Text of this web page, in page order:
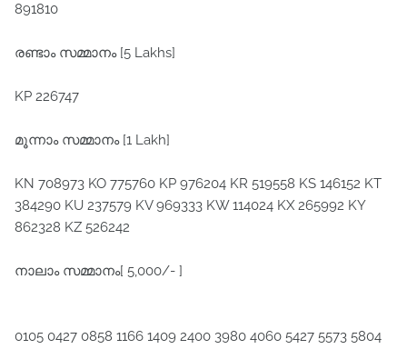
891810
രണ്ടാം സമ്മാനം [5 Lakhs]
KP 226747
മൂന്നാം സമ്മാനം [1 Lakh]
KN 708973 KO 775760 KP 976204 KR 519558 KS 146152 KT
384290 KU 237579 KV 969333 KW 114024 KX 265992 KY
862328 KZ 526242
നാലാം സമ്മാനം[ 5,000/- ]
0105 0427 0858 1166 1409 2400 3980 4060 5427 5573 5804